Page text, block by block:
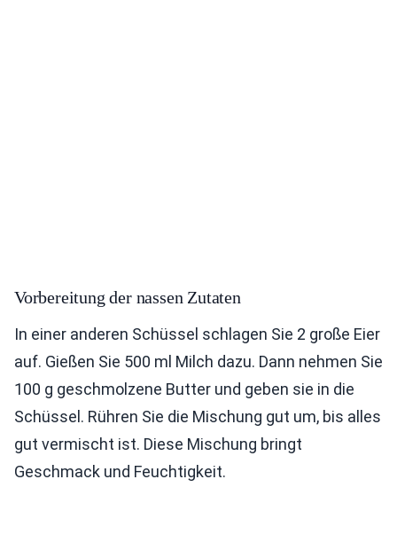
Vorbereitung der nassen Zutaten
In einer anderen Schüssel schlagen Sie 2 große Eier
auf. Gießen Sie 500 ml Milch dazu. Dann nehmen Sie
100 g geschmolzene Butter und geben sie in die
Schüssel. Rühren Sie die Mischung gut um, bis alles
gut vermischt ist. Diese Mischung bringt
Geschmack und Feuchtigkeit.